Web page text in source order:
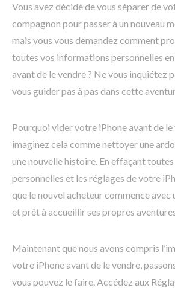
Vous avez décidé de vous séparer de
compagnon pour passer à un nouveau
mais vous vous demandez comment
toutes vos informations personnelles
avant de le vendre ? Ne vous inquiétez
vous guider pas à pas dans cette
Pourquoi vider votre iPhone avant de le
imaginez cela comme nettoyer une
une nouvelle histoire. En effaçant toutes
personnelles et les réglages de votre
que le nouvel acheteur commence
et prêt à accueillir ses propres
Maintenant que nous avons compris
votre iPhone avant de le vendre,
vous pouvez le faire. Accédez aux